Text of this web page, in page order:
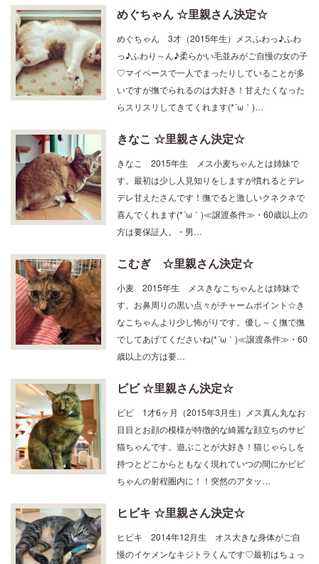
めぐちゃん ☆里親さん決定☆
めぐちゃん 3才（2015年生）メスふわっ♪ふわ
っ♪ふわり～ん♪柔らかい毛並みがご自慢の女の子
♡マイペースで一人でまったりしていることが多
いですが撫でられるのは大好き！甘えたくなった
らスリスリしてきてくれます(*´ω｀)…
きなこ ☆里親さん決定☆
きなこ 2015年生 メス小麦ちゃんとは姉妹で
す。最初は少し人見知りをしますが慣れるとデレ
デレ甘えたさんです！撫でると激しいクネクネで
喜んでくれます(*´ω｀)≪譲渡条件≫・60歳以上の
方は要保証人。・男…
こむぎ ☆里親さん決定☆
小麦 2015年生 メスきなこちゃんとは姉妹で
す。お鼻周りの黒い点々がチャームポイント☆き
なこちゃんより少し怖がりです。優し～く撫で撫
でしてあげてくださいね(*´ω｀)≪譲渡条件≫・60
歳以上の方は要…
ビビ ☆里親さん決定☆
ビビ 1才6ヶ月（2015年3月生）メス真ん丸なお
目目とお顔の模様が特徴的な綺麗な顔立ちのサビ
猫ちゃんです。遊ぶことが大好き！猫じゃらしを
持つとどこからともなく現れていつの間にかビビ
ちゃんの射程圏内に！！突然のアタッ…
ヒビキ ☆里親さん決定☆
ヒビキ 2014年12月生 オス大きな身体がご自
慢のイケメンなキジトラくんです♡最初はちょっ